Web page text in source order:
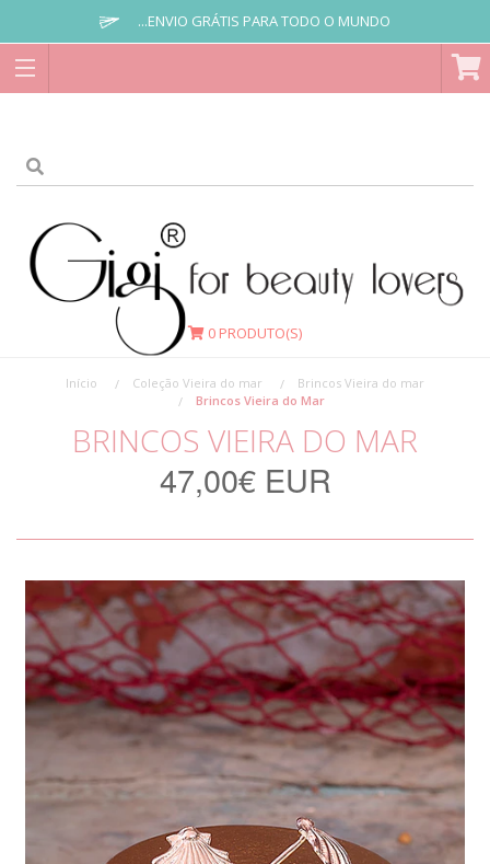
...ENVIO GRÁTIS PARA TODO O MUNDO
0 PRODUTO(S)
Início Coleção Vieira do mar
Brincos Vieira do mar
Brincos Vieira do Mar
BRINCOS VIEIRA DO MAR
47,00€ EUR